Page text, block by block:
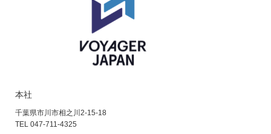
本社
千葉県市川市相之川2-15-18
TEL 047-711-4325